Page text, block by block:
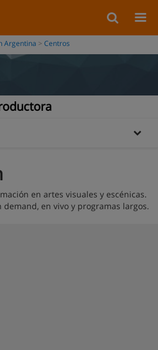
Argentina Centros
en artes visuales y escénicas.
demand, en vivo y programas largos.